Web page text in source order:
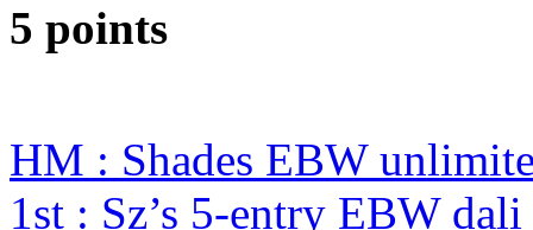
5 points
HM : Shades EBW
1st : Sz’s 5-entry EBW